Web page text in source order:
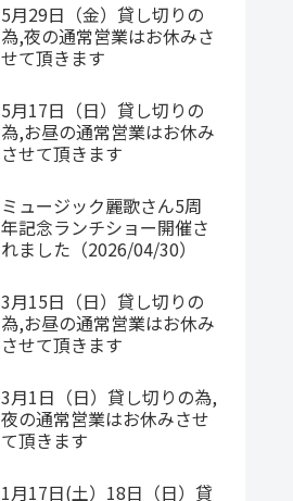
5月29日（金）貸し切りの
為,夜の通常営業はお休みさ
せて頂きます
5月17日（日）貸し切りの
為,お昼の通常営業はお休み
させて頂きます
ミュージック麗歌さん5周
年記念ランチショー開催さ
れました（2026/04/30）
3月15日（日）貸し切りの
為,お昼の通常営業はお休み
させて頂きます
3月1日（日）貸し切りの為,
夜の通常営業はお休みさせ
て頂きます
1月17日(土）18日（日）貸